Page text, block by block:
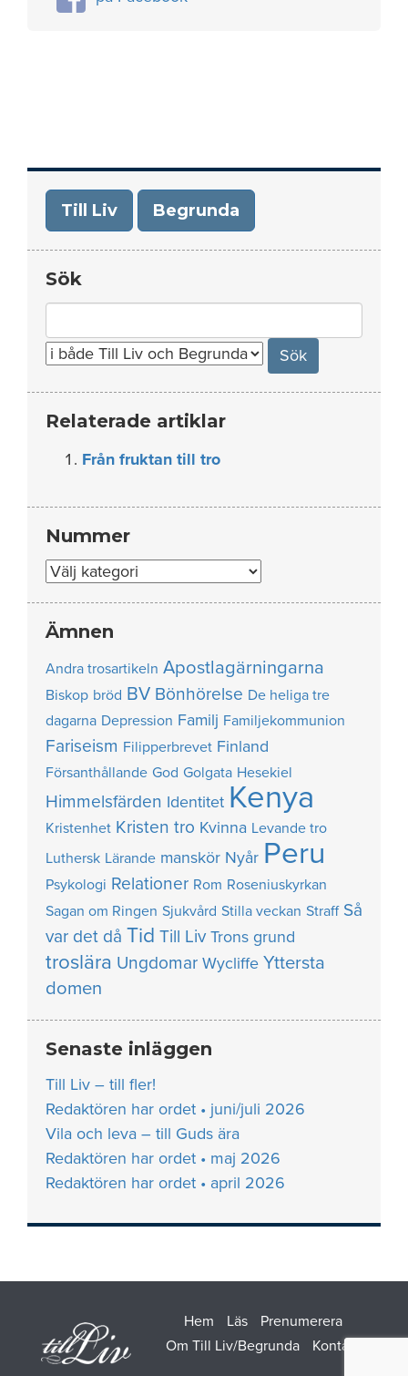
Till Liv Begrunda
Sök
for:
Relaterade artiklar
Från fruktan till tro
Nummer
Nummer
Ämnen
Andra trosartikeln Apostlagärningarna
Biskop bröd BV Bönhörelse De heliga tre
dagarna Depression Familj Familjekommunion
Fariseism Filipperbrevet Finland
Försanthållande God Golgata Hesekiel
Himmelsfärden Identitet Kenya
Kristenhet Kristen tro Kvinna Levande tro
Luthersk Lärande manskör Nyår Peru
Psykologi Relationer Rom Roseniuskyrkan
Sagan om Ringen Sjukvård Stilla veckan Straff Så
var det då Tid Till Liv Trons grund
troslära Ungdomar Wycliffe Yttersta
domen
Senaste inläggen
Till Liv – till fler!
Redaktören har ordet • juni/juli 2026
Vila och leva – till Guds ära
Redaktören har ordet • maj 2026
Redaktören har ordet • april 2026
Hem Läs
Prenumerera
Om Till Liv/Begrunda
Kontakt